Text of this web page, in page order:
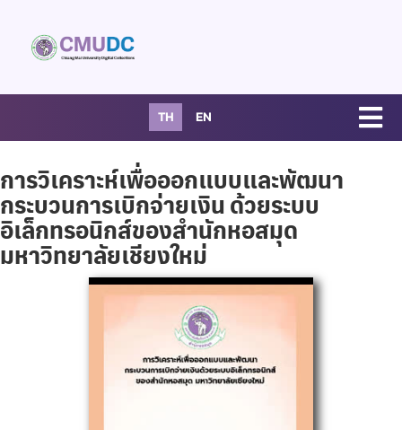
TH EN
การวิเคราะห์เพื่อออกแบบและพัฒนา
กระบวนการเบิกจ่ายเงิน ด้วยระบบ
อิเล็กทรอนิกส์ของสำนักหอสมุด
มหาวิทยาลัยเชียงใหม่